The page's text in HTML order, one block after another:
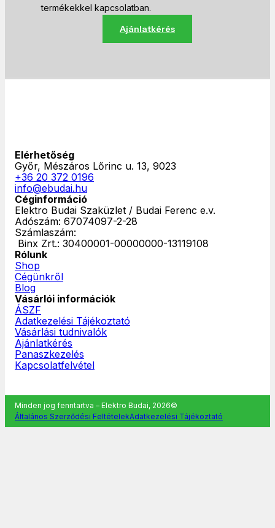
termékekkel kapcsolatban.
Ajánlatkérés
Elérhetőség
Győr, Mészáros Lőrinc u. 13, 9023
+36 20 372 0196
info@ebudai.hu
Céginformáció
Elektro Budai Szaküzlet / Budai Ferenc e.v.
Adószám: 67074097-2-28
Számlaszám:
‎ Binx Zrt.: 30400001-00000000-13119108
Rólunk
Shop
Cégünkről
Blog
Vásárlói információk
ÁSZF
Adatkezelési Tájékoztató
Vásárlási tudnivalók
Ajánlatkérés
Panaszkezelés
Kapcsolatfelvétel
Minden jog fenntartva – Elektro Budai, 2026©
Általános Szerződési FeltételekAdatkezelési Tájékoztató